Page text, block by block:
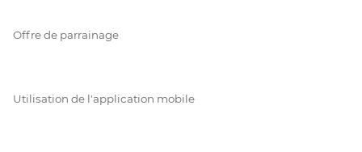
Offre de parrainage
Utilisation de l'application mobile